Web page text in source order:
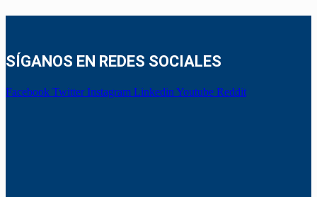
SÍGANOS EN REDES SOCIALES
Facebook Twitter Instagram Linkedin Youtube Reddit